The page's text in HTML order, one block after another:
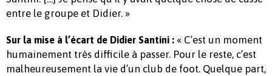
entre le groupe et Didier. »
Sur la mise à l’écart de Didier Santini : « C’est un moment
humainement très difficile à passer. Pour le reste, c’est
malheureusement la vie d’un club de foot. Quelque part,